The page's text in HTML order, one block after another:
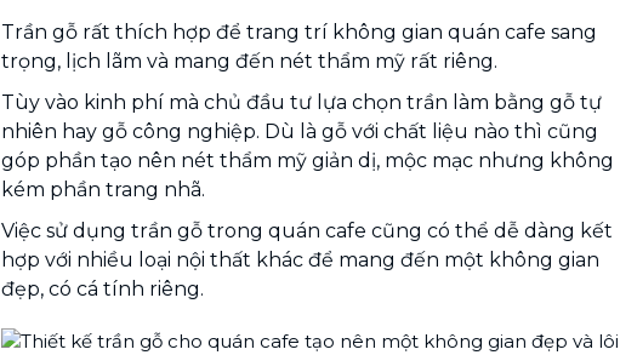
Trần gỗ rất thích hợp để trang trí không gian quán cafe sang
trọng, lịch lãm và mang đến nét thẩm mỹ rất riêng.
Tùy vào kinh phí mà chủ đầu tư lựa chọn trần làm bằng gỗ tự
nhiên hay gỗ công nghiệp. Dù là gỗ với chất liệu nào thì cũng
góp phần tạo nên nét thẩm mỹ giản dị, mộc mạc nhưng không
kém phần trang nhã.
Việc sử dụng trần gỗ trong quán cafe cũng có thể dễ dàng kết
hợp với nhiều loại nội thất khác để mang đến một không gian
đẹp, có cá tính riêng.